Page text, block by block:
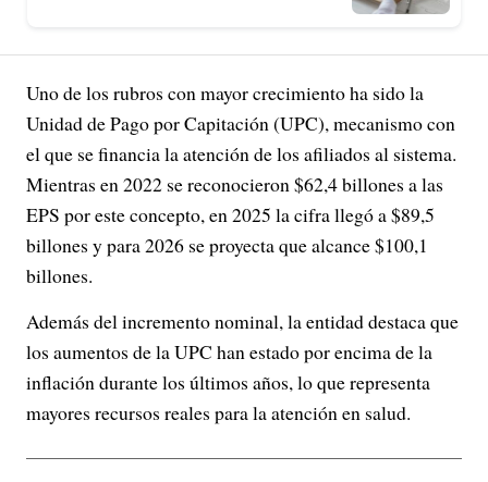
Uno de los rubros con mayor crecimiento ha sido la
Unidad de Pago por Capitación (UPC), mecanismo con
el que se financia la atención de los afiliados al sistema.
Mientras en 2022 se reconocieron $62,4 billones a las
EPS por este concepto, en 2025 la cifra llegó a $89,5
billones y para 2026 se proyecta que alcance $100,1
billones.
Además del incremento nominal, la entidad destaca que
los aumentos de la UPC han estado por encima de la
inflación durante los últimos años, lo que representa
mayores recursos reales para la atención en salud.